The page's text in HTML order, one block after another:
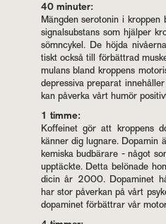
40 mi­nu­ter:
Mäng­den se­ro­to­nin i
sig­nal­sub­stans som hjäl­per
sömn­cy­kel. De höjda
tiskt också till för­bätt­rad
mu­lans bland krop­pens
de­pres­si­va pre­pa­rat
kan på­ver­ka vårt humör
1 timme:
Kof­fe­i­net gör att krop­pens
kän­ner dig lug­na­re. Do­pa­min
ke­mis­ka bud­bä­ra­re - något
upp­täck­te. Detta be­lö­na­de
di­cin år 2000. Do­pa­mi­net
har stor på­ver­kan på vårt
do­pa­mi­net för­bätt­rar vår